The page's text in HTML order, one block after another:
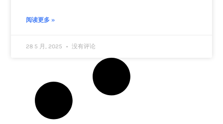
阅读更多 »
28 5 月, 2025 没有评论